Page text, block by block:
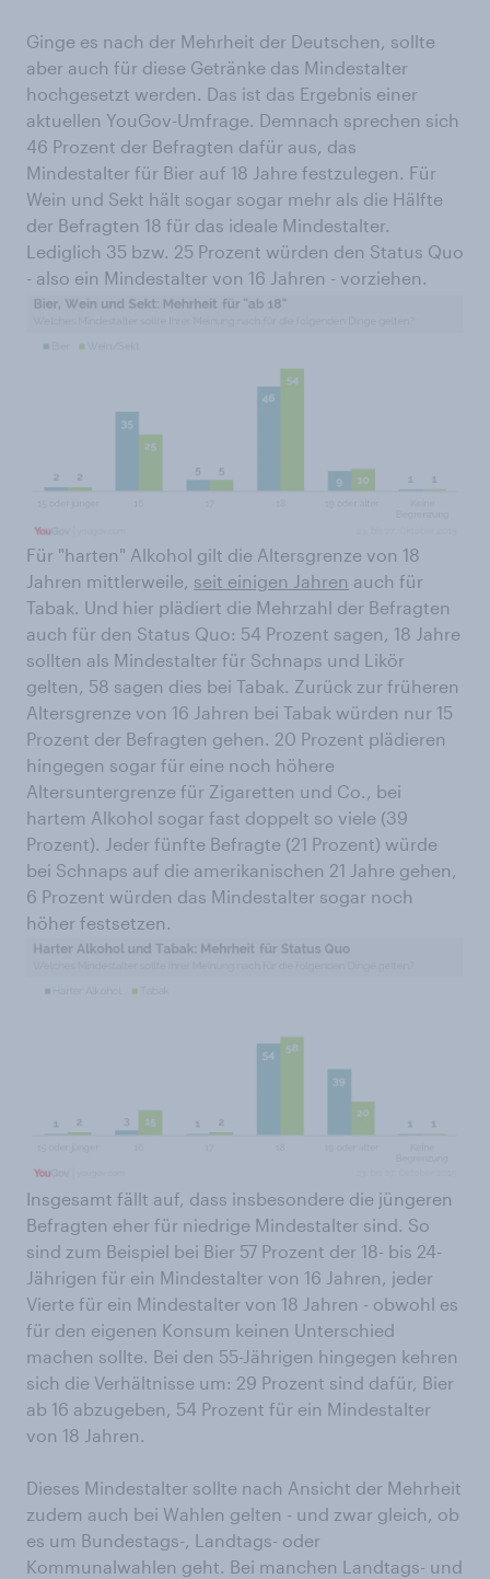
Ginge es nach der Mehrheit der Deutschen, sollte
aber auch für diese Getränke das Mindestalter
hochgesetzt werden. Das ist das Ergebnis einer
aktuellen YouGov-Umfrage. Demnach sprechen sich
46 Prozent der Befragten dafür aus, das
Mindestalter für Bier auf 18 Jahre festzulegen. Für
Wein und Sekt hält sogar sogar mehr als die Hälfte
der Befragten 18 für das ideale Mindestalter.
Lediglich 35 bzw. 25 Prozent würden den Status Quo
- also ein Mindestalter von 16 Jahren - vorziehen.
Für "harten" Alkohol gilt die Altersgrenze von 18
Jahren mittlerweile, seit einigen Jahren auch für
Tabak. Und hier plädiert die Mehrzahl der Befragten
auch für den Status Quo: 54 Prozent sagen, 18 Jahre
sollten als Mindestalter für Schnaps und Likör
gelten, 58 sagen dies bei Tabak. Zurück zur früheren
Altersgrenze von 16 Jahren bei Tabak würden nur 15
Prozent der Befragten gehen. 20 Prozent plädieren
hingegen sogar für eine noch höhere
Altersuntergrenze für Zigaretten und Co., bei
hartem Alkohol sogar fast doppelt so viele (39
Prozent). Jeder fünfte Befragte (21 Prozent) würde
bei Schnaps auf die amerikanischen 21 Jahre gehen,
6 Prozent würden das Mindestalter sogar noch
höher festsetzen.
Insgesamt fällt auf, dass insbesondere die jüngeren
Befragten eher für niedrige Mindestalter sind. So
sind zum Beispiel bei Bier 57 Prozent der 18- bis 24-
Jährigen für ein Mindestalter von 16 Jahren, jeder
Vierte für ein Mindestalter von 18 Jahren - obwohl es
für den eigenen Konsum keinen Unterschied
machen sollte. Bei den 55-Jährigen hingegen kehren
sich die Verhältnisse um: 29 Prozent sind dafür, Bier
ab 16 abzugeben, 54 Prozent für ein Mindestalter
von 18 Jahren.
Dieses Mindestalter sollte nach Ansicht der Mehrheit
zudem auch bei Wahlen gelten - und zwar gleich, ob
es um Bundestags-, Landtags- oder
Kommunalwahlen geht. Bei manchen Landtags- und